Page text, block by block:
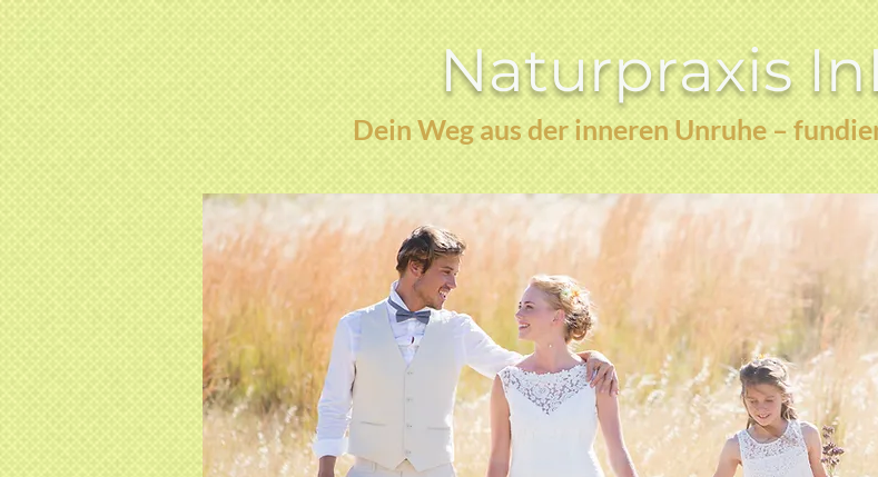
Naturpraxis
Dein Weg aus der inneren Unruhe –